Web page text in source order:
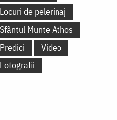
Locuri de pelerinaj
Sfântul Munte Athos
Predici
Video
Fotografii